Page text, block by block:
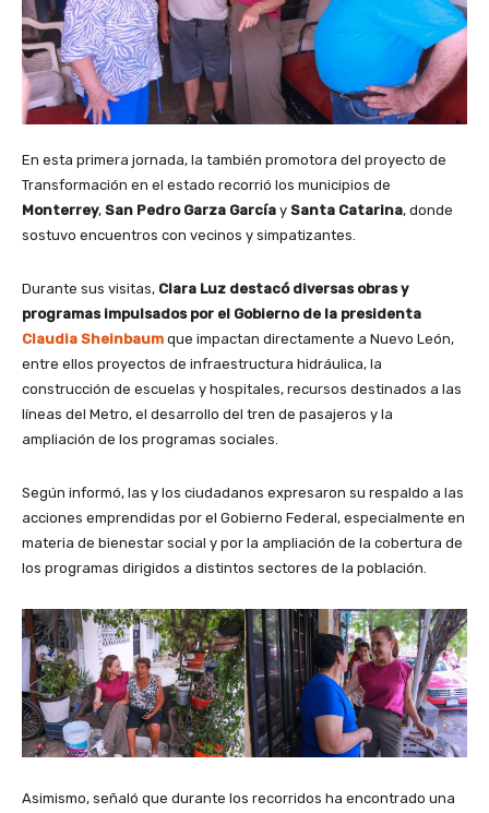
En esta primera jornada, la también promotora del proyecto de
Transformación en el estado recorrió los municipios de
Monterrey, San Pedro Garza García y Santa Catarina, donde
sostuvo encuentros con vecinos y simpatizantes.
Durante sus visitas, Clara Luz destacó diversas obras y
programas impulsados por el Gobierno de la presidenta
Claudia Sheinbaum que impactan directamente a Nuevo León,
entre ellos proyectos de infraestructura hidráulica, la
construcción de escuelas y hospitales, recursos destinados a las
líneas del Metro, el desarrollo del tren de pasajeros y la
ampliación de los programas sociales.
Según informó, las y los ciudadanos expresaron su respaldo a las
acciones emprendidas por el Gobierno Federal, especialmente en
materia de bienestar social y por la ampliación de la cobertura de
los programas dirigidos a distintos sectores de la población.
Asimismo, señaló que durante los recorridos ha encontrado una